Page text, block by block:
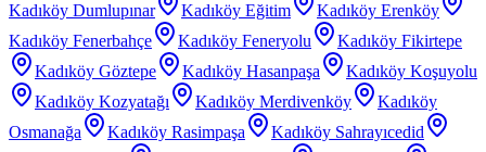
Kadıköy Dumlupınar
Kadıköy Eğitim
Kadıköy Erenköy
Kadıköy Fenerbahçe
Kadıköy Feneryolu
Kadıköy Fikirtepe
Kadıköy Göztepe
Kadıköy Hasanpaşa
Kadıköy Koşuyolu
Kadıköy Kozyatağı
Kadıköy Merdivenköy
Kadıköy
Osmanağa
Kadıköy Rasimpaşa
Kadıköy Sahrayıcedid